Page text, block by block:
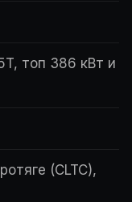
топ 386 кВт и
(CLTC),